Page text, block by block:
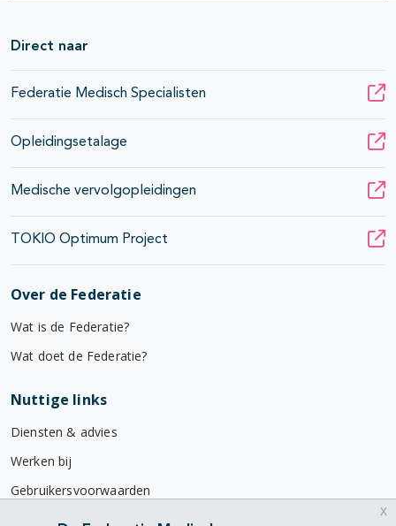
Direct naar
Federatie Medisch Specialisten
Opleidingsetalage
Medische vervolgopleidingen
TOKIO Optimum Project
Over de Federatie
Wat is de Federatie?
Wat doet de Federatie?
Nuttige links
Diensten & advies
Werken bij
Gebruikersvoorwaarden
Privacyverklaring
x